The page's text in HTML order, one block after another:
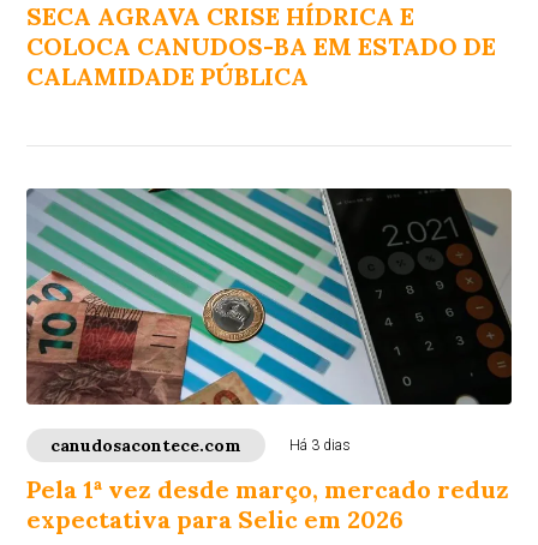
SECA AGRAVA CRISE HÍDRICA E
COLOCA CANUDOS-BA EM ESTADO DE
CALAMIDADE PÚBLICA
canudosacontece.com Há 3 dias
Pela 1ª vez desde março, mercado reduz
expectativa para Selic em 2026